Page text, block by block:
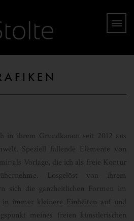
in ihrem Grundkanon seit 2012 aus
Speziell fallende Elemente von
als Vorlage, die ich als freie Kontur
Losgelöst von ihrem
sich die ganzheitlichen Formen im
immer kleinere Einheiten auf und
meines freien künstlerischen